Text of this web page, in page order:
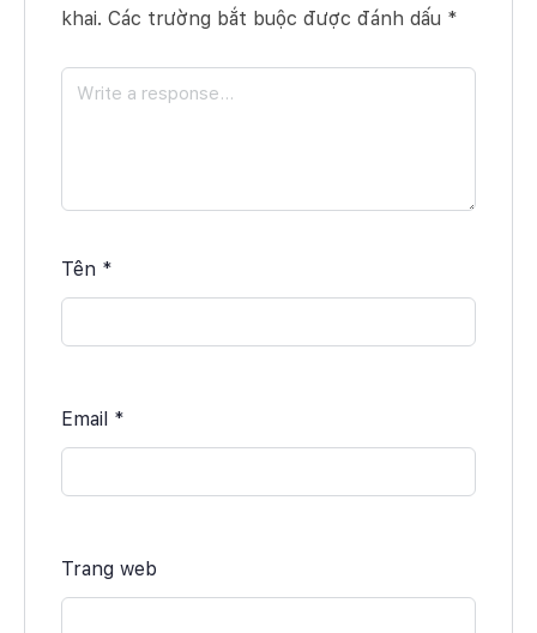
khai. Các trường bắt buộc được đánh dấu *
Tên *
Email *
Trang web